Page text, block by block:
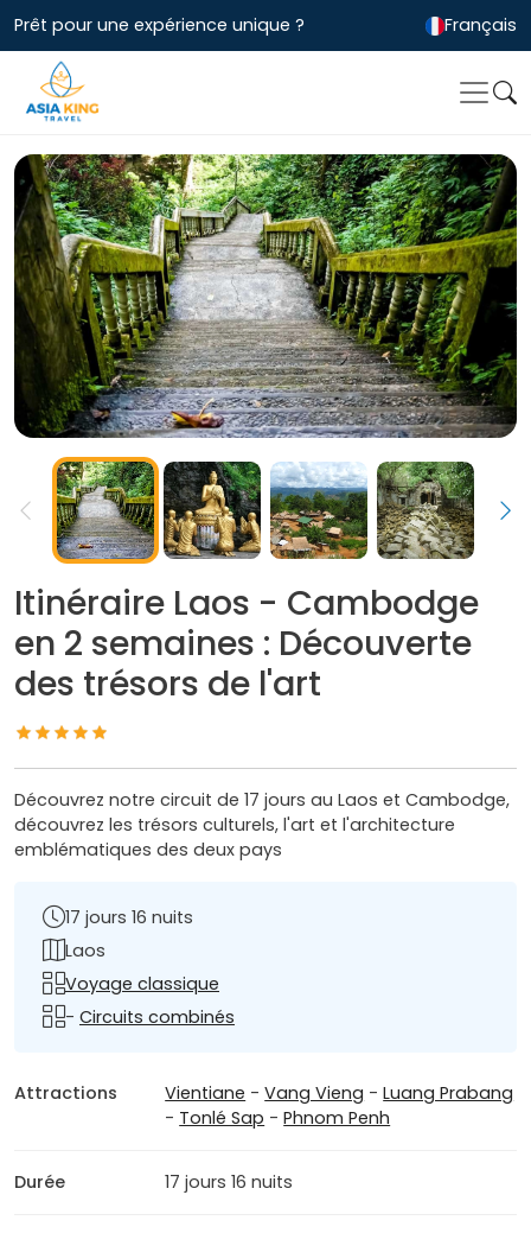
Prêt pour une expérience unique ? Français
Itinéraire Laos - Cambodge
en 2 semaines : Découverte
des trésors de l'art
Découvrez notre circuit de 17 jours au Laos et Cambodge,
découvrez les trésors culturels, l'art et l'architecture
emblématiques des deux pays
17 jours 16 nuits
Laos
Voyage classique
- Circuits combinés
Attractions Vientiane -Vang Vieng -Luang Prabang
- Tonlé Sap -Phnom Penh
Durée 17 jours 16 nuits